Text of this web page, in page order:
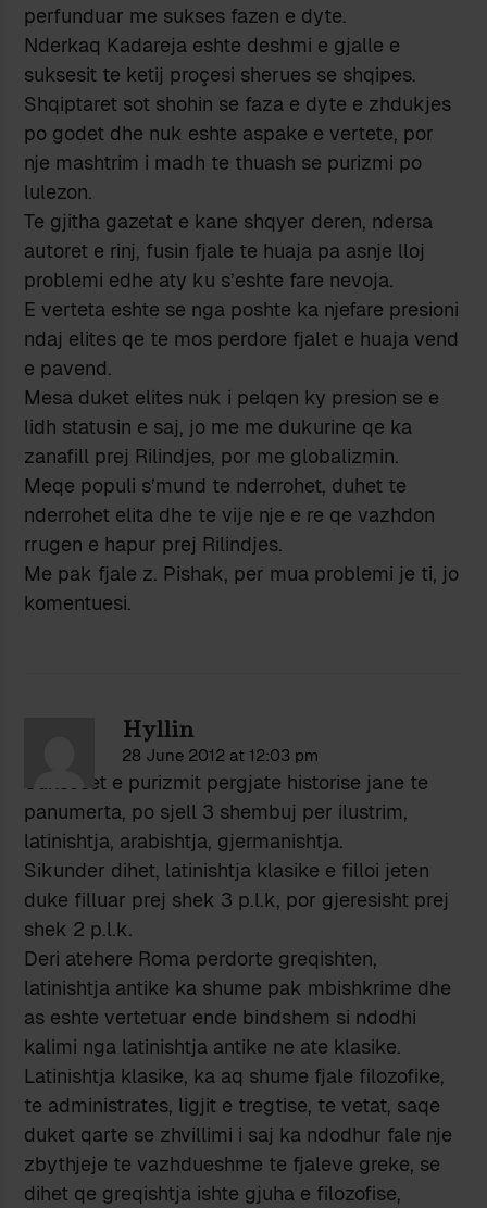
perfunduar me sukses fazen e dyte.
Nderkaq Kadareja eshte deshmi e gjalle e
suksesit te ketij proçesi sherues se shqipes.
Shqiptaret sot shohin se faza e dyte e zhdukjes
po godet dhe nuk eshte aspake e vertete, por
nje mashtrim i madh te thuash se purizmi po
lulezon.
Te gjitha gazetat e kane shqyer deren, ndersa
autoret e rinj, fusin fjale te huaja pa asnje lloj
problemi edhe aty ku s’eshte fare nevoja.
E verteta eshte se nga poshte ka njefare presioni
ndaj elites qe te mos perdore fjalet e huaja vend
e pavend.
Mesa duket elites nuk i pelqen ky presion se e
lidh statusin e saj, jo me me dukurine qe ka
zanafill prej Rilindjes, por me globalizmin.
Meqe populi s’mund te nderrohet, duhet te
nderrohet elita dhe te vije nje e re qe vazhdon
rrugen e hapur prej Rilindjes.
Me pak fjale z. Pishak, per mua problemi je ti, jo
komentuesi.
Hyllin
28 June 2012 at 12:03 pm
Sukseset e purizmit pergjate historise jane te
panumerta, po sjell 3 shembuj per ilustrim,
latinishtja, arabishtja, gjermanishtja.
Sikunder dihet, latinishtja klasike e filloi jeten
duke filluar prej shek 3 p.l.k, por gjeresisht prej
shek 2 p.l.k.
Deri atehere Roma perdorte greqishten,
latinishtja antike ka shume pak mbishkrime dhe
as eshte vertetuar ende bindshem si ndodhi
kalimi nga latinishtja antike ne ate klasike.
Latinishtja klasike, ka aq shume fjale filozofike,
te administrates, ligjit e tregtise, te vetat, saqe
duket qarte se zhvillimi i saj ka ndodhur fale nje
zbythjeje te vazhdueshme te fjaleve greke, se
dihet qe greqishtja ishte gjuha e filozofise,